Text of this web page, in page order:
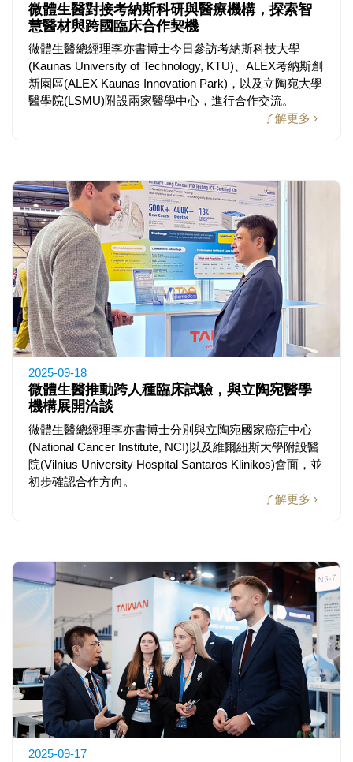
微體生醫對接考納斯科研與醫療機構，探索智
慧醫材與跨國臨床合作契機
微體生醫總經理李亦書博士今日參訪考納斯科技大學
(Kaunas University of Technology, KTU)、ALEX考納斯創
新園區(ALEX Kaunas Innovation Park)，以及立陶宛大學
醫學院(LSMU)附設兩家醫學中心，進行合作交流。
了解更多 ›
2025-09-18
微體生醫推動跨人種臨床試驗，與立陶宛醫學
機構展開洽談
微體生醫總經理李亦書博士分別與立陶宛國家癌症中心
(National Cancer Institute, NCI)以及維爾紐斯大學附設醫
院(Vilnius University Hospital Santaros Klinikos)會面，並
初步確認合作方向。
了解更多 ›
2025-09-17